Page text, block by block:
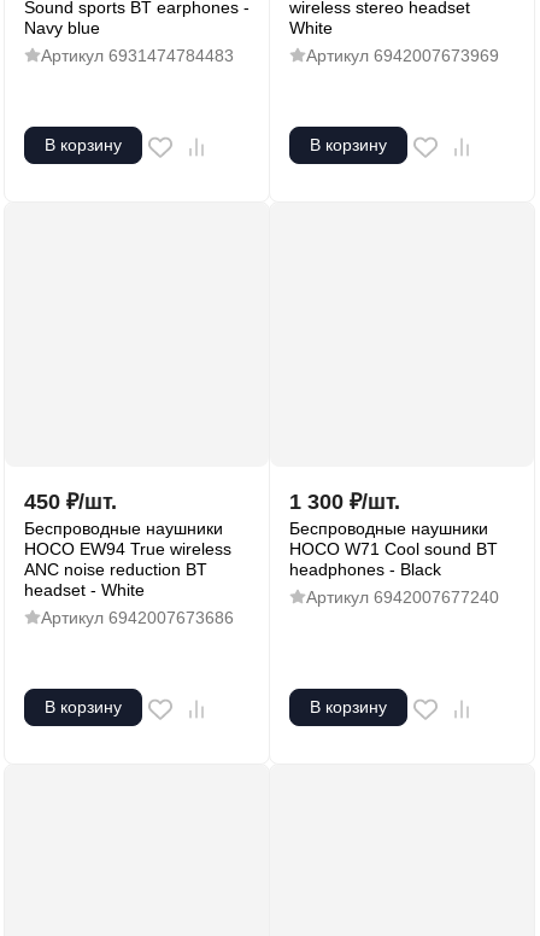
Sound sports BT earphones -
Navy blue
Артикул 6931474784483
В корзину
wireless stereo headset
White
Артикул 6942007673969
В корзину
450 ₽/шт.
Беспроводные наушники
HOCO EW94 True wireless
ANC noise reduction BT
headset - White
Артикул 6942007673686
В корзину
1 300 ₽/шт.
Беспроводные наушники
HOCO W71 Cool sound BT
headphones - Black
Артикул 6942007677240
В корзину